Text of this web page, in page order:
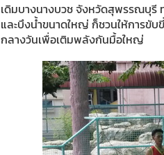
เดิมบางนางบวช จังหวัดสุพรรณบุรี
และบึงน้ำขนาดใหญ่ ก็ชวนให้การขับ
กลางวันเพื่อเติมพลังกันมื้อใหญ่